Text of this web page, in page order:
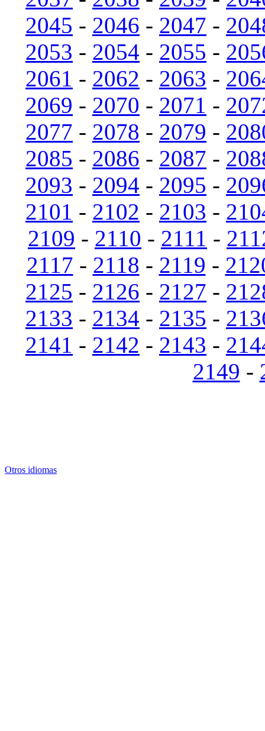
2045 - 2046 - 2047 -
2053 - 2054 - 2055 -
2061 - 2062 - 2063 -
2069 - 2070 - 2071 -
2077 - 2078 - 2079 -
2085 - 2086 - 2087 -
2093 - 2094 - 2095 -
2101 - 2102 - 2103 -
2109 - 2110 - 2111 -
2117 - 2118 - 2119 -
2125 - 2126 - 2127 -
2133 - 2134 - 2135 -
2141 - 2142 - 2143 -
2149 -
Otros idiomas